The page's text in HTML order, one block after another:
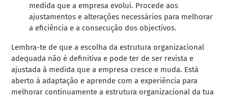
medida que a empresa evolui. Procede aos
ajustamentos e alterações necessários para melhorar
a eficiência e a consecução dos objectivos.
Lembra-te de que a escolha da estrutura organizacional
adequada não é definitiva e pode ter de ser revista e
ajustada à medida que a empresa cresce e muda. Está
aberto à adaptação e aprende com a experiência para
melhorar continuamente a estrutura organizacional da tua